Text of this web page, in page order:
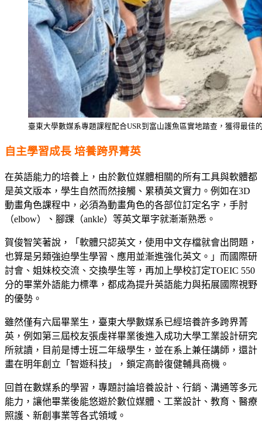
臺東大學數媒系專題課程配合USR到富山護魚區實地踏查，獲得最
自主學習成長 培養跨界菁英
在英語能力的培養上，由於數位媒體相關的所有工具與軟體都
是英文版本，學生自然而然接觸、累積英文實力。例如在3D
動畫角色課程中，必須為動畫角色的各部位訂定名字，手肘
（elbow）、腳踝（ankle）等英文單字就漸漸熟悉。
賀俊智笑著說，「軟體只認英文，使用中文存檔就會出問題，
也算是另類強迫學生學習、應用並漸進強化英文。」而國際研
討會、姐妹校交流、交換學生等，再加上學校訂定TOEIC 550
分的畢業外語能力標準，都成為提升英語能力與拓展國際視野
的優勢。
雖然僅有六屆畢業生，臺東大學數媒系已經培養許多跨界菁
英，例如第三屆校友張虔祥畢業後進入成功大學工業設計研究
所就讀，目前是博士班二年級學生，並在系上兼任講師，還計
畫在明年創立「智遊科技」，鎖定高齡復健輔具商機。
回首在數媒系的學習，專題討論培養設計、行銷、溝通等多元
能力，讓他畢業後能悠遊於數位媒體、工業設計、教育、醫療
照護、新創事業等各式領域。